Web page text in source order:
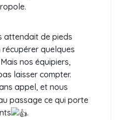
attendait de pieds
quelques
nos équipiers,
laisser compter.
appel, et nous
passage ce qui porte
.